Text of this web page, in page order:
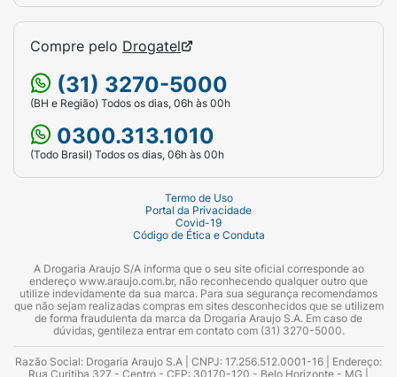
Compre pelo Drogatel
(31) 3270-5000
(BH e Região) Todos os dias, 06h às 00h
0300.313.1010
(Todo Brasil) Todos os dias, 06h às 00h
Termo de Uso
Portal da Privacidade
Covid-19
Código de Ética e Conduta
A Drogaria Araujo S/A informa que o seu site oficial corresponde ao
endereço www.araujo.com.br, não reconhecendo qualquer outro que
utilize indevidamente da sua marca. Para sua segurança recomendamos
que não sejam realizadas compras em sites desconhecidos que se utilizem
de forma fraudulenta da marca da Drogaria Araujo S.A. Em caso de
dúvidas, gentileza entrar em contato com (31) 3270-5000.
Razão Social: Drogaria Araujo S.A | CNPJ: 17.256.512.0001-16 | Endereço:
Rua Curitiba 327 - Centro - CEP: 30170-120 - Belo Horizonte - MG |